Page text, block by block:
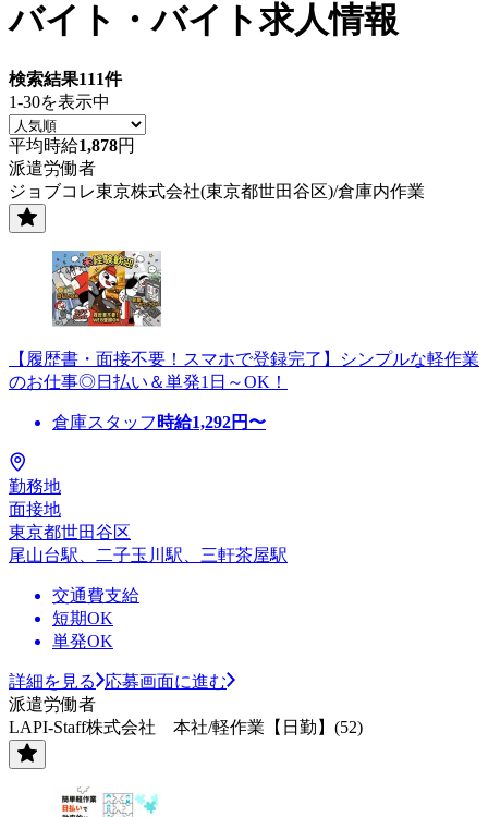
バイト・バイト求人情報
検索結果111件
1-30を表示中
平均時給1,878円
派遣労働者
ジョブコレ東京株式会社(東京都世田谷区)/倉庫内作業
【履歴書・面接不要！スマホで登録完了】シンプルな軽作業
のお仕事◎日払い＆単発1日～OK！
倉庫スタッフ 時給1,292円〜
勤務地
面接地
東京都世田谷区
尾山台駅、二子玉川駅、三軒茶屋駅
交通費支給
短期OK
単発OK
詳細を見る
応募画面に進む
派遣労働者
LAPI-Staff株式会社 本社/軽作業【日勤】(52)